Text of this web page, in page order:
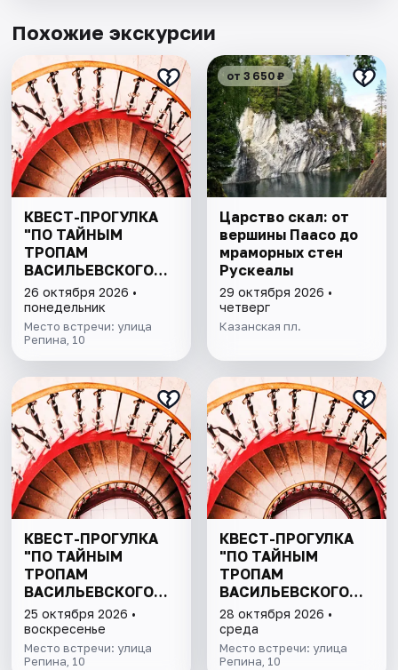
Похожие экскурсии
КВЕСТ-ПРОГУЛКА
"ПО ТАЙНЫМ
ТРОПАМ
ВАСИЛЬЕВСКОГО
ОСТРОВА"
26 октября 2026 •
понедельник
Место встречи: улица
Репина, 10
от 3 650 ₽
Царство скал: от
вершины Паасо до
мраморных стен
Рускеалы
29 октября 2026 •
четверг
Казанская пл.
КВЕСТ-ПРОГУЛКА
"ПО ТАЙНЫМ
ТРОПАМ
ВАСИЛЬЕВСКОГО
ОСТРОВА"
25 октября 2026 •
воскресенье
Место встречи: улица
Репина, 10
КВЕСТ-ПРОГУЛКА
"ПО ТАЙНЫМ
ТРОПАМ
ВАСИЛЬЕВСКОГО
ОСТРОВА"
28 октября 2026 •
среда
Место встречи: улица
Репина, 10